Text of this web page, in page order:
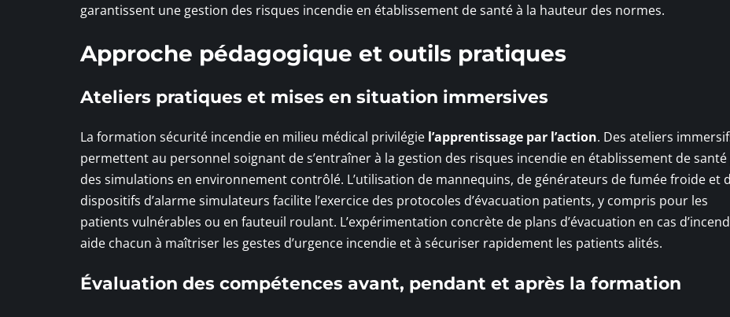
garantissent une gestion des risques incendie en établissement de santé à la hauteur des normes.
Approche pédagogique et outils pratiques
Ateliers pratiques et mises en situation immersives
La formation sécurité incendie en milieu médical privilégie l’apprentissage par l’action. Des ateliers
permettent au personnel soignant de s’entraîner à la gestion des risques incendie en établissement de
des simulations en environnement contrôlé. L’utilisation de mannequins, de générateurs de fumée froide et
dispositifs d’alarme simulateurs facilite l’exercice des protocoles d’évacuation patients, y compris pour les
patients vulnérables ou en fauteuil roulant. L’expérimentation concrète de plans d’évacuation en cas
aide chacun à maîtriser les gestes d’urgence incendie et à sécuriser rapidement les patients alités.
Évaluation des compétences avant, pendant et après la formation